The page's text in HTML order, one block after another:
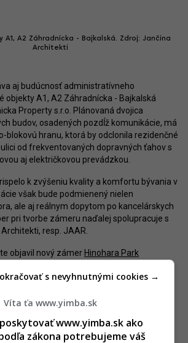
A1, A2 Záhradnícka - Bajkalská. Zdroj: Jančina
Architekti
aj budúcnosť administratívneho
objekty A1, A2 Záhradnícka - Bajkalská
Property s.r.o. Plánovaná dvojica
budov, osadených pozdĺž komunikácie, má
blokovú hranu, ktorá by odclonila rezidenčné
od frekventovaných dopravných ťahov s
aj električkovou prevádzkou.
k zvýšeniu kvality a komfortu bývania v
však bude podmienený nielen
ale aj reálnym dopytom po kancelárskych
pri tvorbe zámeru naďalej spolupracuje s
resp. JAAR.
objavil nový zámer Hinohara Park
blízkeho podnikateľovi Matúšovi
má pozostávať z bytového domu,
vybavenosti. Projekt je rozdelený
a druhá už získali súhlasné záväzné
suterénom s podzemnou garážou.
Víta ťa www.yimba.sk
www.yimba.sk ako
zákona potrebujeme váš
s nevyhnutnými cookies →